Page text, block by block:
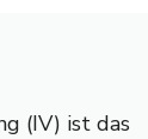
(IV) ist das